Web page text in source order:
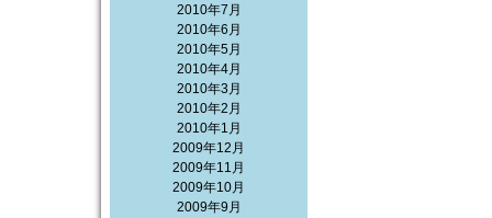
2010年7月
2010年6月
2010年5月
2010年4月
2010年3月
2010年2月
2010年1月
2009年12月
2009年11月
2009年10月
2009年9月